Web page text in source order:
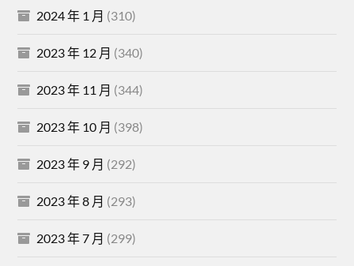
2024 年 1 月 (310)
2023 年 12 月 (340)
2023 年 11 月 (344)
2023 年 10 月 (398)
2023 年 9 月 (292)
2023 年 8 月 (293)
2023 年 7 月 (299)